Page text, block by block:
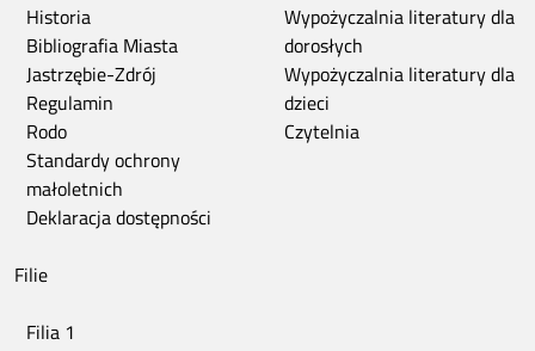
Historia
Bibliografia Miasta
Jastrzębie-Zdrój
Regulamin
Rodo
Standardy ochrony
małoletnich
Deklaracja dostępności
Wypożyczalnia literatury dla
dorosłych
Wypożyczalnia literatury dla
dzieci
Czytelnia
Filie
Filia 1